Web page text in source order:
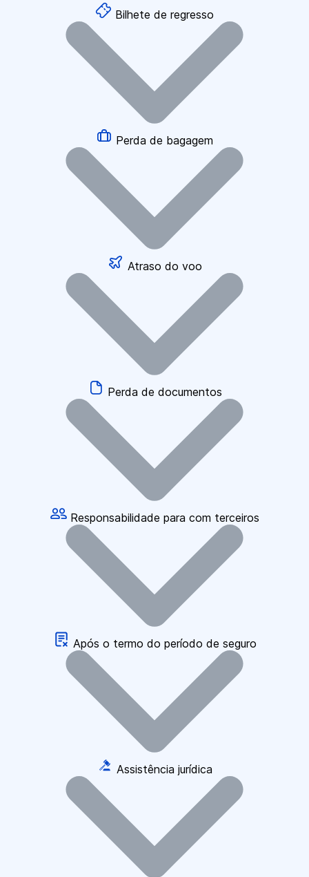
Bilhete de regresso
Perda de bagagem
Atraso do voo
Perda de documentos
Responsabilidade para com terceiros
Após o termo do período de seguro
Assistência jurídica